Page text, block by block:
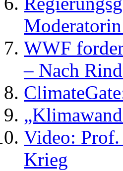
WWF
– Nach
Video:
Krieg